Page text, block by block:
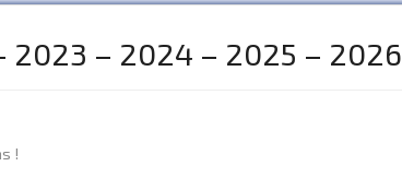
– 2023 – 2024 – 2025 – 2026
!